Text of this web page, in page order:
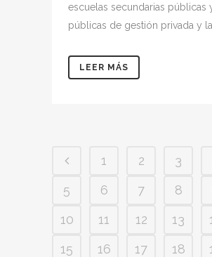
escuelas secundarias públicas
públicas de gestión privada y
LEER MÁS
1 2 3
5
6 7 8
10
11 12 13
15
16 17 18